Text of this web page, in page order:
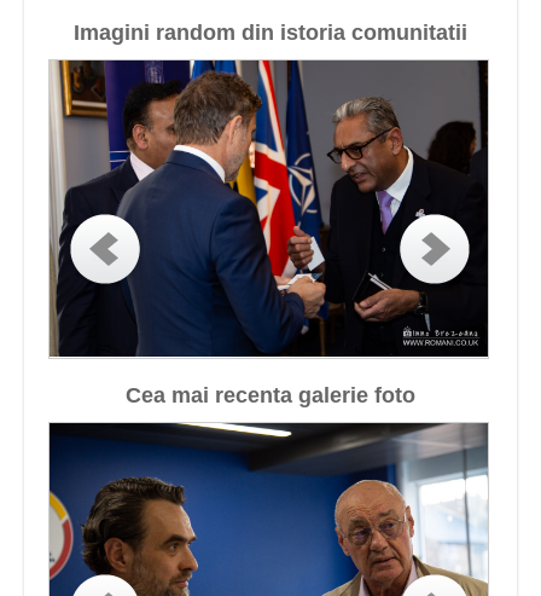
Imagini random din istoria comunitatii
Cea mai recenta galerie foto